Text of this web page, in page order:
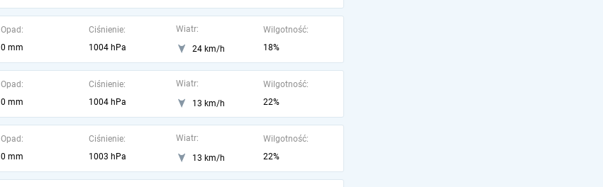
Opad:
0 mm
Ciśnienie:
1004 hPa
Wiatr:
24 km/h
Wilgotność:
18%
Opad:
0 mm
Ciśnienie:
1004 hPa
Wiatr:
13 km/h
Wilgotność:
22%
Opad:
0 mm
Ciśnienie:
1003 hPa
Wiatr:
13 km/h
Wilgotność:
22%